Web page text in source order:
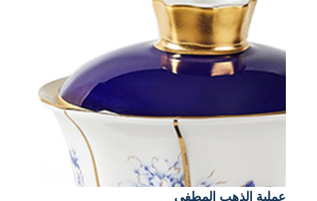
عملية الذهب المطفي